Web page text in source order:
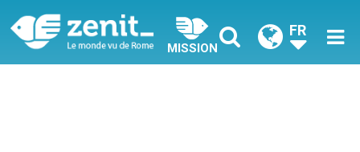
MISSION
FR